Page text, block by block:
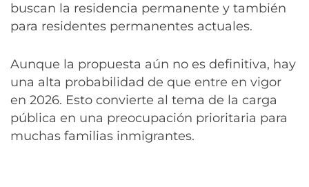
buscan la residencia permanente y también
para residentes permanentes actuales.
Aunque la propuesta aún no es definitiva, hay
una alta probabilidad de que entre en vigor
en 2026. Esto convierte al tema de la carga
pública en una preocupación prioritaria para
muchas familias inmigrantes.